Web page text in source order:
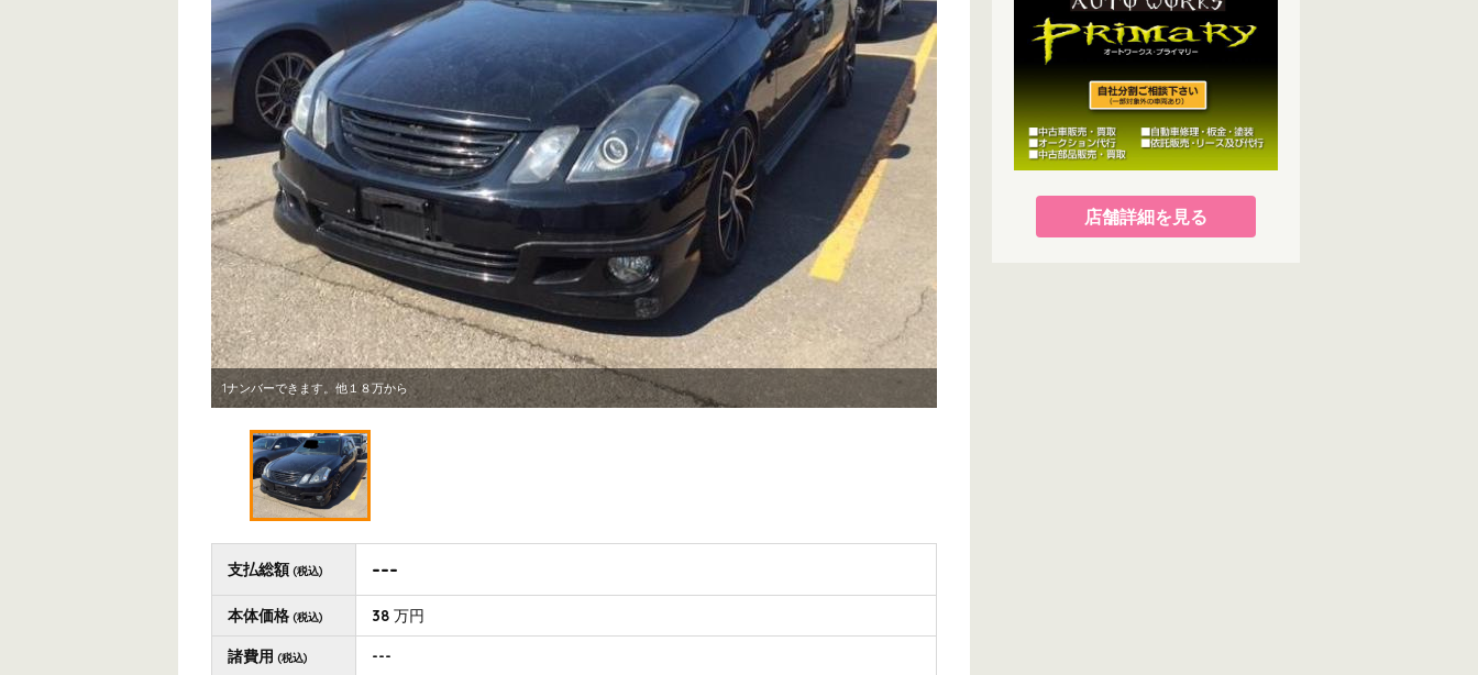
1ナンバーできます。他１８万から
支払総額 (税込) ---
本体価格 (税込) 38 万円
諸費用 (税込) ---
店舗詳細を見る